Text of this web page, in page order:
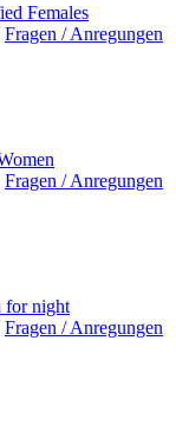
Females
Fragen / Anregungen
Fragen / Anregungen
for night
Fragen / Anregungen